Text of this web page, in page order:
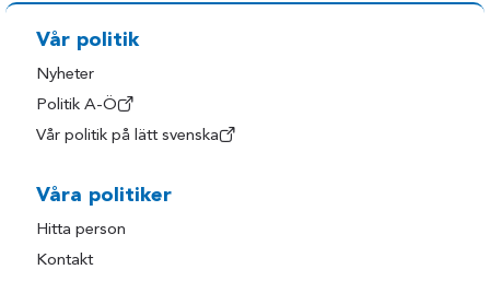
Vår politik
Nyheter
Politik A-Ö
Vår politik på lätt svenska
Våra politiker
Hitta person
Kontakt